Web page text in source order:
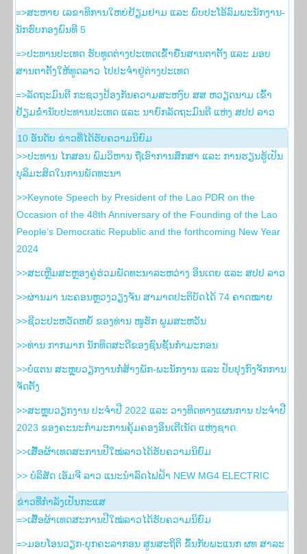
=>ສະຫາຍ ເລຂາທິການໃຫຍ່ຢ້ຽມຢາມ ແລະ ພົບປະໂອ້ລົມພະນັກງານ-
ນັກຮົບກອງພົນທີ 5
=>ປະທານປະເທດ ຮັບທູດຕ່າງປະເທດເຂົ້າຍື່ນສານຕາຕັ້ງ ແລະ ມອບ
ສານຕາຕັ້ງໃຫ້ທູດລາວ ໄປປະຈຳຢູ່ຕ່າງປະເທດ
=>ລັດຖະມົນຕີ ກະຊວງປ້ອງກັນຄວາມສະຫງົບ ສສ ຫວຽດນາມ ເຂົ້າ
ຢ້ຽມຂໍ່ານັບປະທານປະເທດ ແລະ ນາຍົກລັດຖະມົນຕີ ແຫ່ງ ສປປ ລາວ
10 ອັນ​ດັບ ຂ່າວ​ທີ່​ໄດ້​ຮັບ​ຄວາມ​ນິ​ຍົມ
>>ປະທານ ໄກສອນ ພົມວິຫານ ຖືເອົາການສຶກສາ ແລະ ການຮຽນຮູ້ເປັນ
ບຸລິມະສິດໃນການພັດທະນາ
>>Keynote Speech by President of the Lao PDR on the
Occasion of the 48th Anniversary of the Founding of the Lao
People’s Democratic Republic and the forthcoming New Year
2024
>>ສະເຫຼີມສະຫຼອງຄູ່ຮ່ວມພັດທະນາລະຫວ່າງ ອິນເດຍ ແລະ ສປປ ລາວ
>>ຜ່ານມາ ນະຄອນຫຼວງວຽງຈັນ ສາມາດປະຕິບັດໄດ້ 74 ຄາດໝາຍ
>>ຊີວະປະຫວັດຫຍໍ້ ຂອງທ່ານ ໜູຮັກ ພູມສະຫວັນ
>>ທ່ານ ກາກມາກ ນັກທິດສະດີຂອງຊົນຊັ້ນກຳມະກອນ
>>ບໍ່ແຕນ ສະຫຼຸບວຽກງານກໍ່ສ້າງພັກ-ພະນັກງານ ແລະ ປັບປຸງກົງຈັກການ
ຈັດຕັ້ງ
>>ສະຫຼຸບວຽກງານ ປະຈໍາປີ 2022 ແລະ ວາງທິດທາງແຜນການ ປະຈໍາປີ
2023 ຂອງຄະນະກໍາມະການຄຸ້ມຄອງອິນເຕີເນັດ ແຫ່ງຊາດ.
>>ເສື້ອຜ້າເທດສະການປີໃໝ່ລາວໄດ້ຮັບຄວາມນິຍົມ
>> ບໍລິສັດ ເອັມຈີ ລາວ ແນະນຳລົດໄຟຟ້າ NEW MG4 ELECTRIC
ຂ່າວ​ທີ່​ກຳ​ລັງ​ເປັນ​ກະ​ແສ
=>ເສື້ອຜ້າເທດສະການປີໃໝ່ລາວໄດ້ຮັບຄວາມນິຍົມ
=>ມອບໂອນວຽກ-ບຸກຄະລາກອນ ສູນສະຖິຕິ ຂຶ້ນກັບພະແນກ ຜທ ສາລະ